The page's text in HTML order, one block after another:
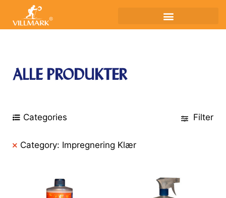
ALLE PRODUKTER
Categories Filter
Category: Impregnering Klær